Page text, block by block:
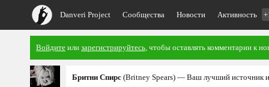
Danveri Project Сообщества Новости Активность
Войдите или зарегистрируйтесь, чтобы оставлять комментарии к
Бритни Спирс (Britney Spears) — Ваш лучший источник